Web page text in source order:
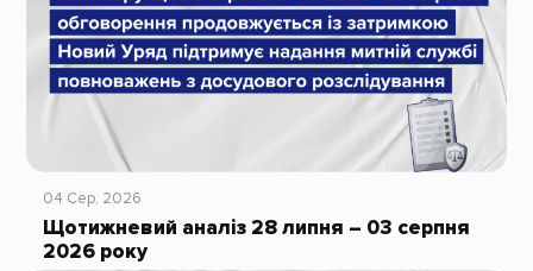
04 Сер, 2026
Щотижневий аналіз 28 липня – 03 серпня
2026 року